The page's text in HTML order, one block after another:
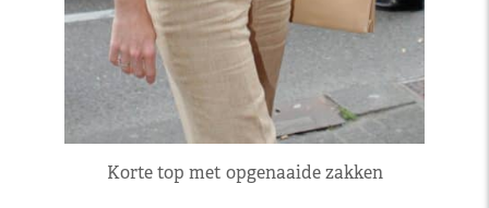
Korte top met opgenaaide zakken